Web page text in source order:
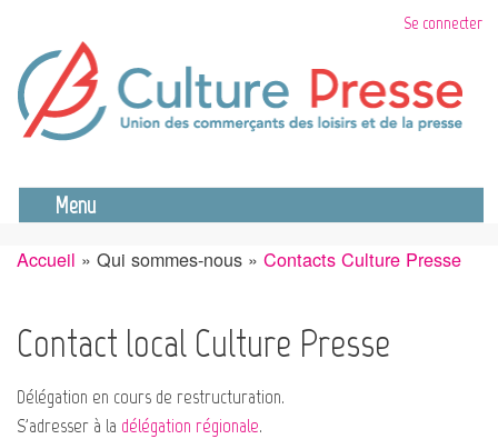
contenu
principal
Se connecter
Se déconnecter
Menu
Accueil Qui sommes-nous Contacts Culture Presse
Contact local Culture Presse
Délégation en cours de restructuration.
S'adresser à la délégation régionale.